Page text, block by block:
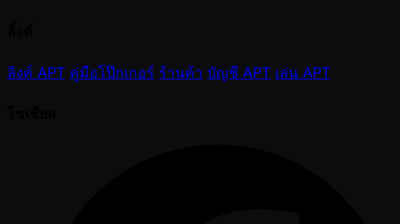
ลิงค์ APT คู่มือโป๊กเกอร์ ร้านค้า บัญชี APT เล่น APT